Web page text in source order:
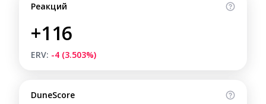
Реакций
+116
ERV: -4 (3.503%)
DuneScore